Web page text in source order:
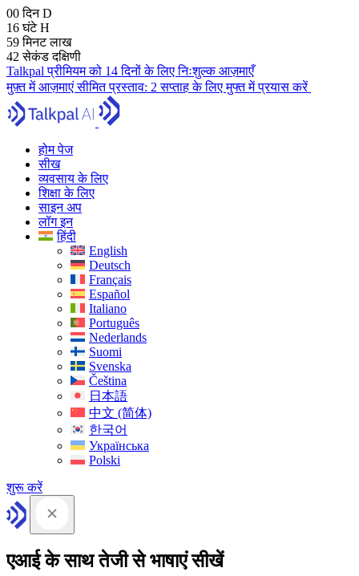
00 दिनD
16 घंटेH
59 मिनटलाख
41 सेकंडदक्षिणी
Talkpal प्रीमियम को 14 दिनों के लिए निःशुल्क आज़माएँ
मुफ़्त में आज़माएंसीमित प्रस्ताव: 2 सप्ताह के लिए मुफ्त में प्रयास करें
होम पेज
सीख
व्यवसाय के लिए
शिक्षा के लिए
साइन अप
लॉग इन
हिंदी
English
Deutsch
Français
Español
Italiano
Português
Nederlands
Suomi
Svenska
Čeština
日本語
中文 (简体)
한국어
Українська
Polski
शुरू करें
एआई के साथ तेजी से भाषाएं सीखें